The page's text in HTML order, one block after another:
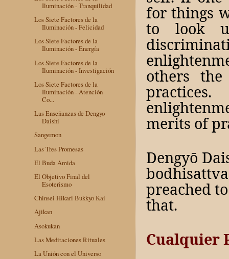
for things
to look
others
merits of
Dengyō
preached
that.
Cualquier
Iluminación - Tranquilidad
Los Siete Factores de la
Iluminación - Felicidad
Los Siete Factores de la
Iluminación - Energía
Los Siete Factores de la
Iluminación - Investigación
Los Siete Factores de la
Iluminación - Atención
Co...
Las Enseñanzas de Dengyo
Daishi
Sangemon
Las Tres Promesas
El Buda Amida
El Objetivo Final del
Esoterismo
Chinsei Hikari Bukkyo Kai
Ajikan
Asokukan
Las Meditaciones Rituales
La Unión con el Universo